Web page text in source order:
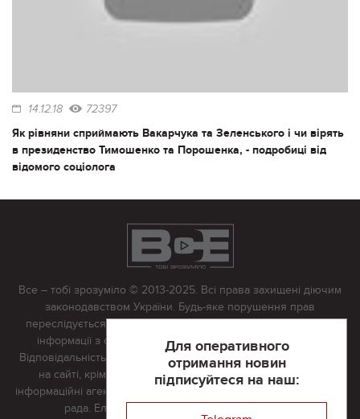
14.12.18 72397
Як рівняни сприймають Вакарчука та Зеленського і чи вірять
в президенство Тимошенко та Порошенка, - подробиці від
відомого соціолога
Для оперативного
отримання новин
підписуйтеся на наш:
Все – тобі зрозуміло © 2013-2025. Всі права захищені діючим
законодавством України. Будь-яке порушення прав
переслідується в судовому порядку. Будь-яке відтворення
інформації з сайту тільки з письмово дозволу редакції.
Відповідальність за достовірність усіх матеріалів, розміщених
на сайті, крім матеріалів, які містять посилання на інші
інформаційні агентства або інтернет-видання, несе редакційна
рада. Електронна пошта: